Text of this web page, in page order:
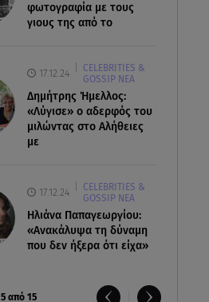
φωτογραφία με τους
γιους της από το
17.12.24
CELEBRITIES &
GOSSIP ΝΕΑ
Δημήτρης Ήμελλος:
«Λύγισε» ο αδερφός του
μιλώντας στο Αλήθειες
με
17.12.24
CELEBRITIES &
GOSSIP ΝΕΑ
Ηλιάνα Παπαγεωργίου:
«Ανακάλυψα τη δύναμη
που δεν ήξερα ότι είχα»
5 από 15